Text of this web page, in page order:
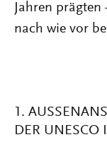
Jahren
nach wie vor
1.
ER UNESCO